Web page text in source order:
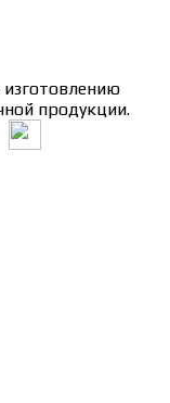
продукции.